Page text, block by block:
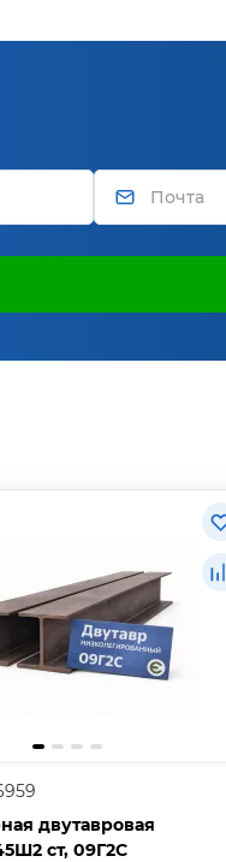
двутавровая
ст, 09Г2С